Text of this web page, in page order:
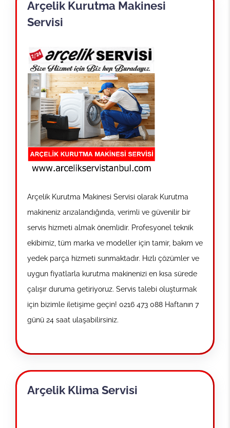
Arçelik Kurutma Makinesi
Servisi
Arçelik Kurutma Makinesi Servisi olarak Kurutma
makineniz arızalandığında, verimli ve güvenilir bir
servis hizmeti almak önemlidir. Profesyonel teknik
ekibimiz, tüm marka ve modeller için tamir, bakım ve
yedek parça hizmeti sunmaktadır. Hızlı çözümler ve
uygun fiyatlarla kurutma makinenizi en kısa sürede
çalışır duruma getiriyoruz. Servis talebi oluşturmak
için bizimle iletişime geçin! 0216 473 088 Haftanın 7
günü 24 saat ulaşabilirsiniz.
Arçelik Klima Servisi